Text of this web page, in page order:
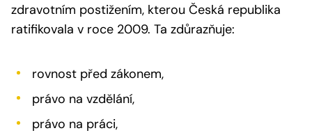
zdravotním postižením, kterou Česká republika
ratifikovala v roce 2009. Ta zdůrazňuje:
rovnost před zákonem,
právo na vzdělání,
právo na práci,